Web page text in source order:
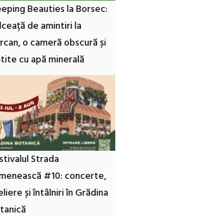
Beauties la Borsec:
de amintiri la
o cameră obscură și
cu apă minerală
Strada
#10: concerte,
și întâlniri în Grădina